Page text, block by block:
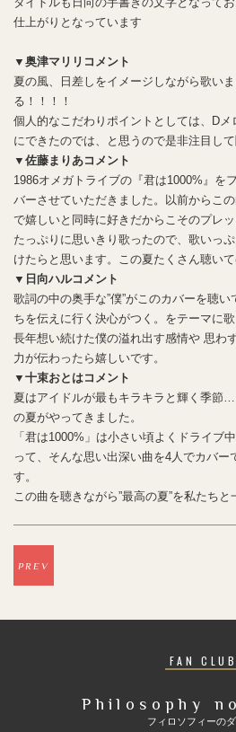
仕上がりとなっています
▼奥津マリリコメント
夏の風、日差しをイメージしながら歌い
る！！！！
個人的なこだわりポイントとしては、Dメ
にできたのでは、と思うので是非注目し
▼佐藤まりあコメント
1986オメガトライブの『君は1000%』を
バーさせていただきました。以前からこ
で嬉しいと同時に好きだからこそのプレ
たっぷりに思いきり歌ったので、歌いっ
けたらと思います。この夏たくさん聴いて
▼日向ハルコメント
歌詞の中の奥手な”僕”がこのカバーを聴い
ちを伝えに行く決心がつく。をテーマに歌
長年想い続けた僕の溢れ出す感情や 思わ
力が伝わったら嬉しいです。
▼十束おとはコメント
夏はアイドルが最もキラキラと輝く季節
の夏がやってきました。
「君は1000%」は小さい頃よくドライブ
って、そんな思い出深い曲を4人でカバ
す。
この曲を聴きながら”最高の夏”を私たちと
PREV
FAN CLUB
Philosophy
フィロソフィーの